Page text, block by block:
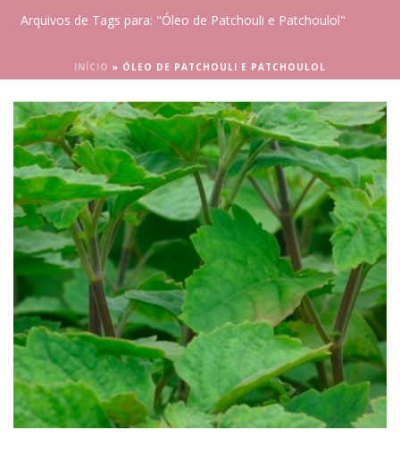
Arquivos de Tags para: "Óleo de Patchouli e Patchoulol"
INÍCIO » ÓLEO DE PATCHOULI E PATCHOULOL